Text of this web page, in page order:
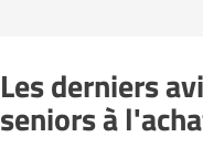
Les derniers
seniors à